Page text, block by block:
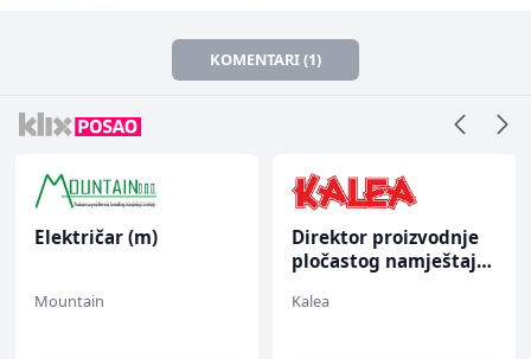
KOMENTARI (1)
Električar (m)
Mountain
Direktor proizvodnje
pločastog namještaja
Kalea